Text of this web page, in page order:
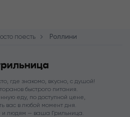
поесть Роллини
где знакомо, вкусно, с душой!
быстрого питания.
еду, по доступной цене,
вас в любой момент дня.
и людям — ваша Грильница.